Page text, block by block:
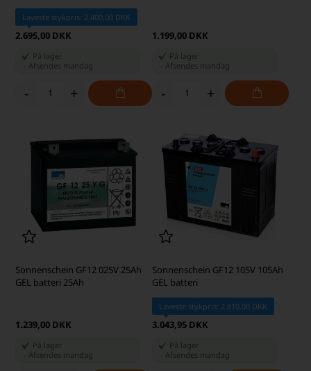
Laveste stykpris: 2.400,00 DKK
2.695,00 DKK
På lager
Afsendes mandag
- +
1.199,00 DKK
På lager
Afsendes mandag
- +
Sonnenschein GF12 025V 25Ah
GEL batteri 25Ah
1.239,00 DKK
På lager
-Afsendes mandag
Sonnenschein GF12 105V 105Ah
GEL batteri
Laveste stykpris: 2.810,00 DKK
3.043,95 DKK
På lager
Afsendes mandag